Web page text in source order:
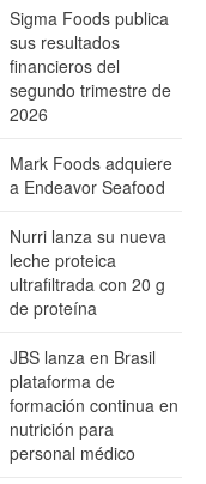
Sigma Foods publica
sus resultados
financieros del
segundo trimestre de
2026
Mark Foods adquiere
a Endeavor Seafood
Nurri lanza su nueva
leche proteica
ultrafiltrada con 20 g
de proteína
JBS lanza en Brasil
plataforma de
formación continua en
nutrición para
personal médico